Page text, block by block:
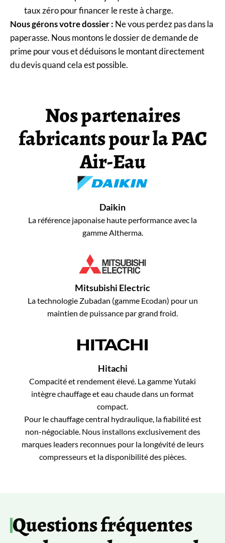
taux zéro pour financer le reste à charge.
Nous gérons votre dossier : Ne vous perdez pas dans la
paperasse. Nous montons le dossier de demande de
prime pour vous et déduisons le montant directement
du devis quand cela est possible.
Nos partenaires
fabricants pour la PAC
Air-Eau
Daikin
La référence japonaise haute performance avec la
gamme Altherma.
Mitsubishi Electric
La technologie Zubadan (gamme Ecodan) pour un
maintien de puissance par grand froid.
Hitachi
Compacité et rendement élevé. La gamme Yutaki
intègre chauffage et eau chaude dans un format
compact.
Pour le chauffage central hydraulique, la fiabilité est
non-négociable. Nous installons exclusivement des
marques leaders reconnues pour la longévité de leurs
compresseurs et la disponibilité des pièces.
Questions fréquentes